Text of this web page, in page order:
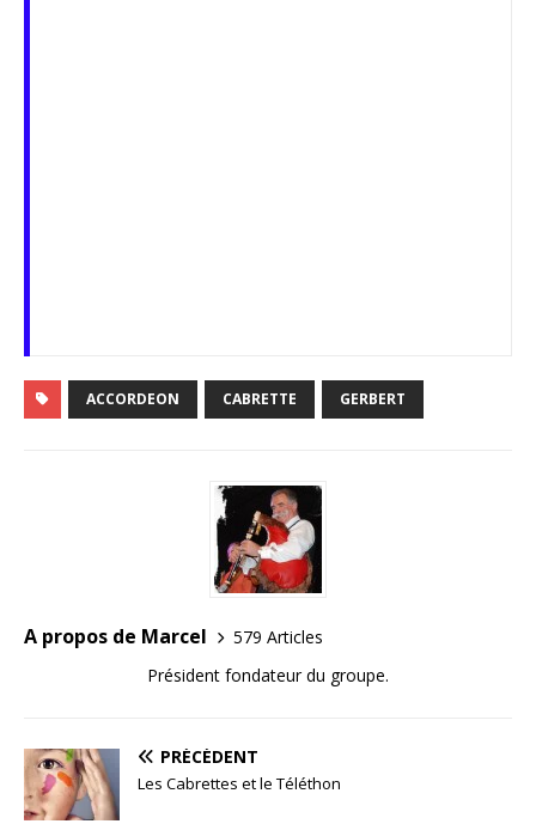
ACCORDEON CABRETTE GERBERT
A propos de Marcel
579 Articles
Président fondateur du groupe.
PRÉCÉDENT
Les Cabrettes et le Téléthon